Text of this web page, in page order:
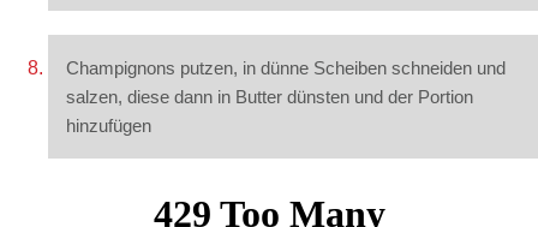
Champignons putzen, in dünne Scheiben schneiden und
salzen, diese dann in Butter dünsten und der Portion
hinzufügen